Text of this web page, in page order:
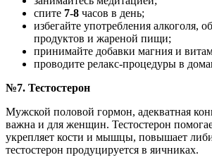
спите 7-8 часов в день;
избегайте употребления алкоголя,
продуктов и жареной пищи;
принимайте добавки магния и
проводите релакс-процедуры в
№7. Тестостерон
Мужской половой гормон, адекватная
важна и для женщин. Тестостерон
укрепляет кости и мышцы, повышает
тестостерон продуцируется в яичниках.